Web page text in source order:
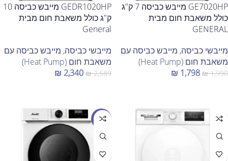
GE7020HP מייבש כביסה 7 ק"ג
כולל משאבת חום מבית
GENERAL
מייבשי כביסה, מייבש כביסה עם
משאבת חום (Heat Pump)
₪1,990
₪ 1,798
GEDR1020HP מייבש כביסה 10
ק"ג כולל משאבת חום מבית
General
מייבשי כביסה, מייבש כביסה עם
משאבת חום (Heat Pump)
₪2,589
₪ 2,340
מבצע